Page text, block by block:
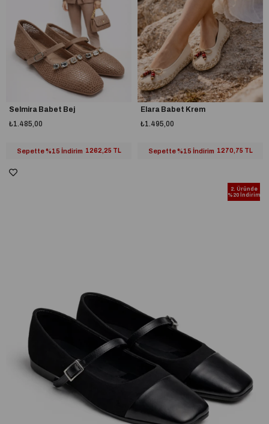
Selmira Babet Bej
₺1.485,00
Sepette %15 İndirim 1262,25 TL
Elara Babet Krem
₺1.495,00
Sepette %15 İndirim 1270,75 TL
2. Üründe
%20 İndirim